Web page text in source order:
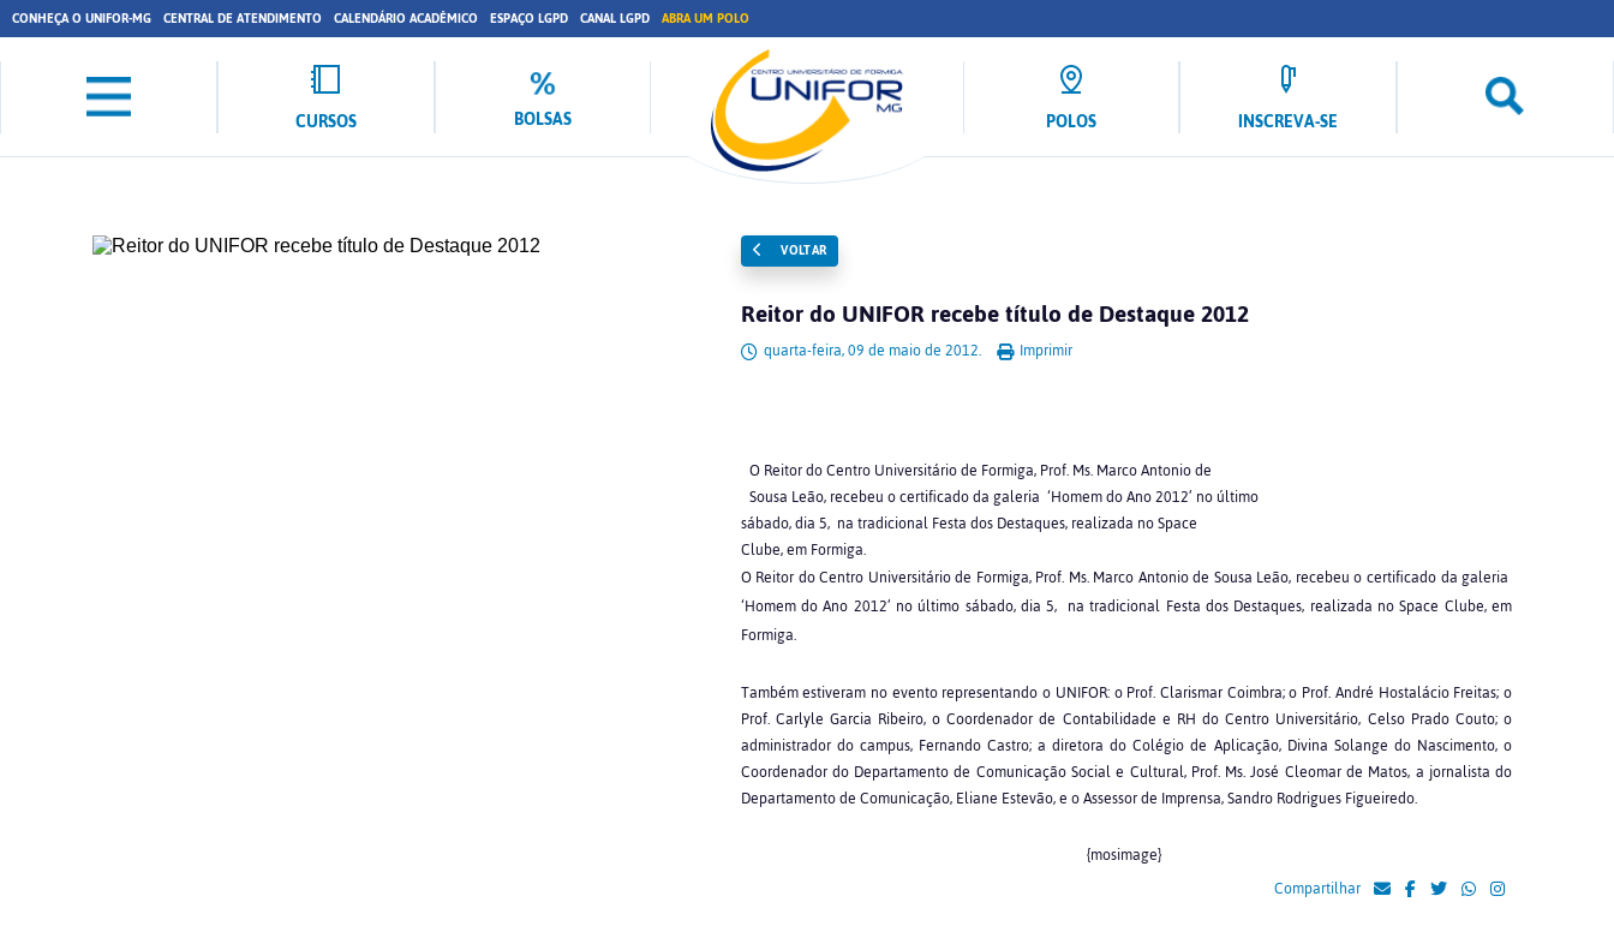
CONHEÇA O UNIFOR-MG CENTRAL DE ATENDIMENTO CALENDÁRIO ACADÊMICO ESPAÇO LGPD CANAL LGPD ABRA UM POLO
CURSOS BOLSAS POLOS INSCREVA-SE
VOLTAR
Reitor do UNIFOR recebe título de Destaque 2012
quarta-feira, 09 de maio de 2012. Imprimir
O Reitor do Centro Universitário de Formiga, Prof. Ms. Marco Antonio de
Sousa Leão, recebeu o certificado da galeria ‘Homem do Ano 2012’ no último
sábado, dia 5, na tradicional Festa dos Destaques, realizada no Space
Clube, em Formiga.
O Reitor do Centro Universitário de Formiga, Prof. Ms. Marco Antonio de Sousa Leão, recebeu o certificado da galeria
‘Homem do Ano 2012’ no último sábado, dia 5, na tradicional Festa dos Destaques, realizada no Space Clube, em
Formiga.
Também estiveram no evento representando o UNIFOR: o Prof. Clarismar Coimbra; o Prof. André Hostalácio Freitas; o
Prof. Carlyle Garcia Ribeiro, o Coordenador de Contabilidade e RH do Centro Universitário, Celso Prado Couto; o
administrador do campus, Fernando Castro; a diretora do Colégio de Aplicação, Divina Solange do Nascimento, o
Coordenador do Departamento de Comunicação Social e Cultural, Prof. Ms. José Cleomar de Matos, a jornalista do
Departamento de Comunicação, Eliane Estevão, e o Assessor de Imprensa, Sandro Rodrigues Figueiredo.
{mosimage}
Compartilhar